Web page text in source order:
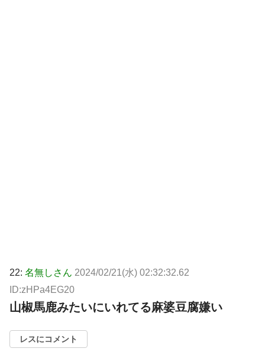
22: 名無しさん 2024/02/21(水) 02:32:32.62
ID:zHPa4EG20
山椒馬鹿みたいにいれてる麻婆豆腐嫌い
レスにコメント